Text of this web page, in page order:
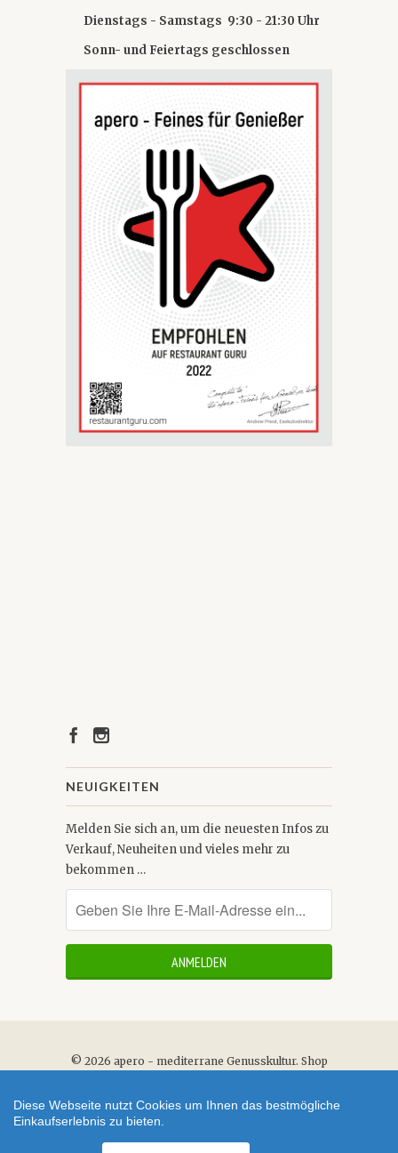
Dienstags - Samstags 9:30 - 21:30 Uhr
Sonn- und Feiertags geschlossen
NEUIGKEITEN
Melden Sie sich an, um die neuesten Infos zu
Verkauf, Neuheiten und vieles mehr zu
bekommen …
© 2026 apero - mediterrane Genusskultur. Shop
Diese Webseite nutzt Cookies um Ihnen das bestmögliche
Einkaufserlebnis zu bieten.